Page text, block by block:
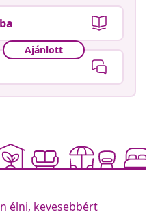
Ajánlott
élni, kevesebbért